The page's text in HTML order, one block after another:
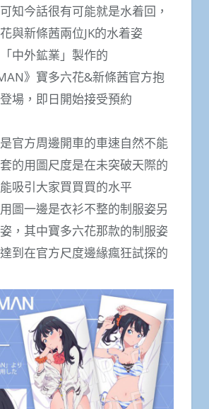
知今話很有可能就是水着回，
與新條茜兩位JK的水着姿
中外鉱業」製作的
》寶多六花&新條茜官方抱
場，即日開始接受預約
官方周邊開車的車速自然不能
的用圖尺度是在未突破天際的
吸引大家買買買的水平
圖一邊是衣衫不整的制服姿另
，其中寶多六花那款的制服姿
到在官方尺度邊緣瘋狂試探的